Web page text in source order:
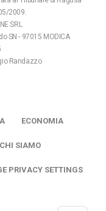
2009.
SRL
SN - 97015 MODICA
Randazzo
ECONOMIA
CHI SIAMO
PRIVACY SETTINGS